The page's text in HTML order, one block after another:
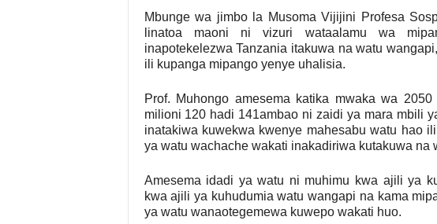
Mbunge wa jimbo la Musoma Vijijini Profesa
linatoa maoni ni vizuri wataalamu wa
inapotekelezwa Tanzania itakuwa na watu
ili kupanga mipango yenye uhalisia.
Prof. Muhongo amesema katika mwaka wa
milioni 120 hadi 141ambao ni zaidi ya mara mbili
inatakiwa kuwekwa kwenye mahesabu watu hao
ya watu wachache wakati inakadiriwa kutakuwa na
Amesema idadi ya watu ni muhimu kwa ajili ya
kwa ajili ya kuhudumia watu wangapi na kama
ya watu wanaotegemewa kuwepo wakati huo.